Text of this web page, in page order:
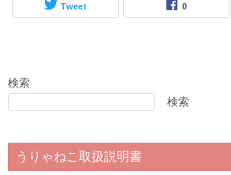
Tweet 0
検索
検索
うりゃねこ取扱説明書